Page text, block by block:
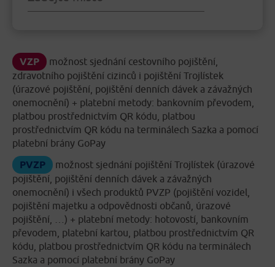
VZP
možnost sjednání cestovního pojištění,
zdravotního pojištění cizinců i pojištění Trojlístek
(úrazové pojištění, pojištění denních dávek a závažných
onemocnění) + platební metody: bankovním převodem,
platbou prostřednictvím QR kódu, platbou
prostřednictvím QR kódu na terminálech Sazka a pomocí
platební brány GoPay
PVZP
možnost sjednání pojištění Trojlístek (úrazové
pojištění, pojištění denních dávek a závažných
onemocnění) i všech produktů PVZP (pojištění vozidel,
pojištění majetku a odpovědnosti občanů, úrazové
pojištění, …) + platební metody: hotovostí, bankovním
převodem, platební kartou, platbou prostřednictvím QR
kódu, platbou prostřednictvím QR kódu na terminálech
Sazka a pomocí platební brány GoPay